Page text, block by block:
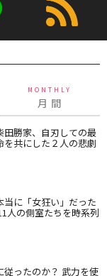
MONTHLY
月 間
田勝家、自刃しての最
共にした２人の悲劇
当に「女狂い」だった
人の側室たちを時系列
従ったのか？ 武力を使